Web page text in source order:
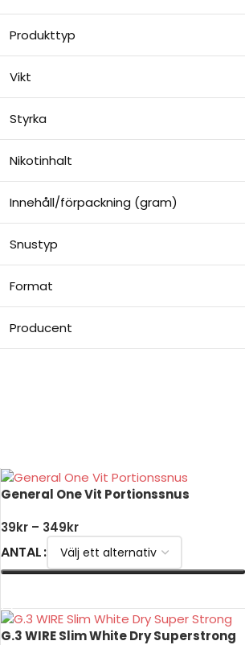
Produkttyp
Vikt
Styrka
Nikotinhalt
Innehåll/förpackning (gram)
Snustyp
Format
Producent
General One Vit Portionssnus
39kr – 349kr
ANTAL
G.3 WIRE Slim White Dry Superstrong